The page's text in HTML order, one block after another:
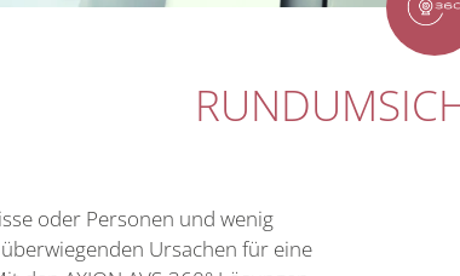
oder Personen und wenig
Ursachen für eine